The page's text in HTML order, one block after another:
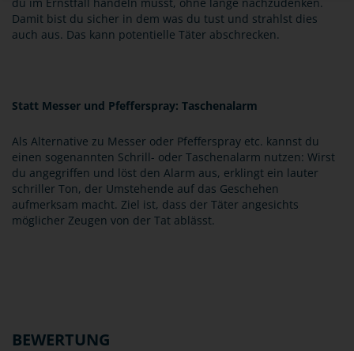
Damit bist du sicher in dem was du tust und strahlst dies
auch aus. Das kann potentielle Täter abschrecken.
Statt Messer und Pfefferspray: Taschenalarm
Als Alternative zu Messer oder Pfefferspray etc. kannst du
einen sogenannten Schrill- oder Taschenalarm nutzen: Wirst
du angegriffen und löst den Alarm aus, erklingt ein lauter
schriller Ton, der Umstehende auf das Geschehen
aufmerksam macht. Ziel ist, dass der Täter angesichts
möglicher Zeugen von der Tat ablässt.
BEWERTUNG